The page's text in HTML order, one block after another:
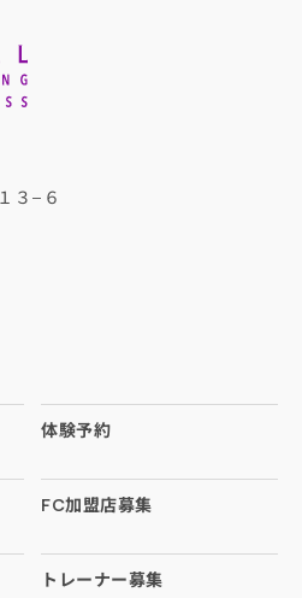
３−６
体験予約
FC加盟店募集
トレーナー募集